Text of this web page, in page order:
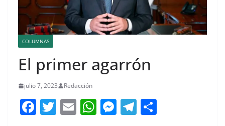
COLUMNAS
El primer agarrón
julio 7, 2023 Redacción
F T E W M T